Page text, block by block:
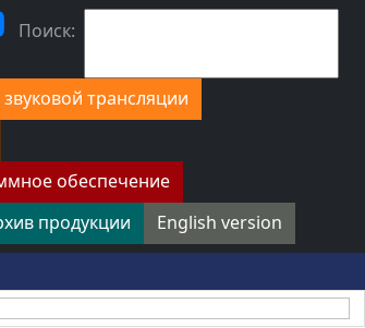
Поиск:
трансляции
обеспечение
продукции English version